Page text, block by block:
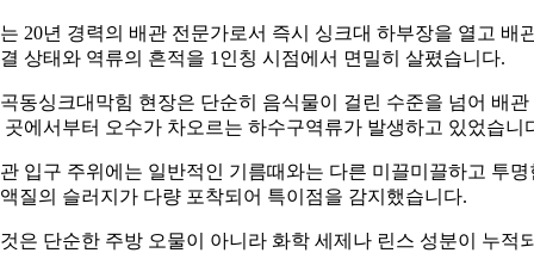
20년 경력의 배관 전문가로서 즉시 싱크대 하부장을 열고 배
상태와 역류의 흔적을 1인칭 시점에서 면밀히 살폈습니다.
동싱크대막힘 현장은 단순히 음식물이 걸린 수준을 넘어 배관
곳에서부터 오수가 차오르는 하수구역류가 발생하고 있었습니
입구 주위에는 일반적인 기름때와는 다른 미끌미끌하고 투명
질의 슬러지가 다량 포착되어 특이점을 감지했습니다.
은 단순한 주방 오물이 아니라 화학 세제나 린스 성분이 누적